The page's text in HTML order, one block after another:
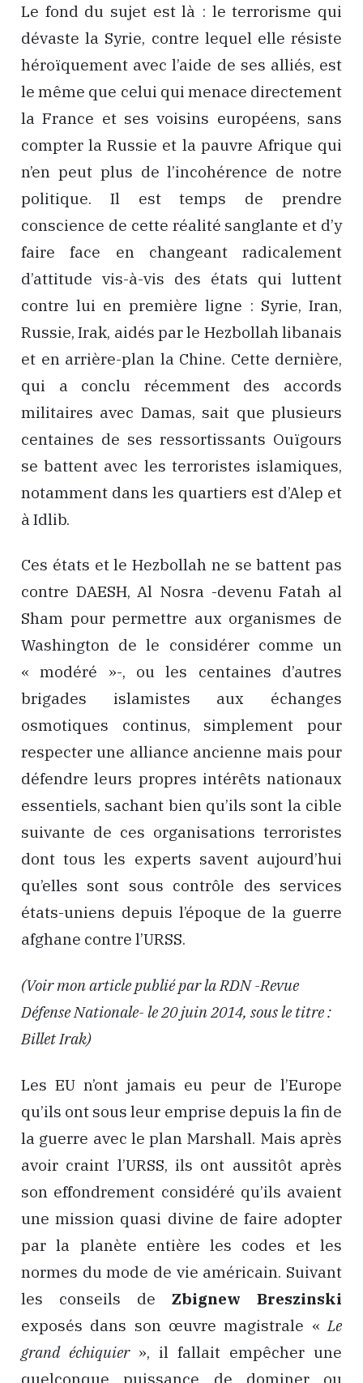
Le fond du sujet est là : le terrorisme qui
dévaste la Syrie, contre lequel elle résiste
héroïquement avec l’aide de ses alliés, est
le même que celui qui menace directement
la France et ses voisins européens, sans
compter la Russie et la pauvre Afrique qui
n’en peut plus de l’incohérence de notre
politique. Il est temps de prendre
conscience de cette réalité sanglante et d’y
faire face en changeant radicalement
d’attitude vis-à-vis des états qui luttent
contre lui en première ligne : Syrie, Iran,
Russie, Irak, aidés par le Hezbollah libanais
et en arrière-plan la Chine. Cette dernière,
qui a conclu récemment des accords
militaires avec Damas, sait que plusieurs
centaines de ses ressortissants Ouïgours
se battent avec les terroristes islamiques,
notamment dans les quartiers est d’Alep et
à Idlib.
Ces états et le Hezbollah ne se battent pas
contre DAESH, Al Nosra -devenu Fatah al
Sham pour permettre aux organismes de
Washington de le considérer comme un
« modéré »-, ou les centaines d’autres
brigades islamistes aux échanges
osmotiques continus, simplement pour
respecter une alliance ancienne mais pour
défendre leurs propres intérêts nationaux
essentiels, sachant bien qu’ils sont la cible
suivante de ces organisations terroristes
dont tous les experts savent aujourd’hui
qu’elles sont sous contrôle des services
états-uniens depuis l’époque de la guerre
afghane contre l’URSS.
(Voir mon article publié par la RDN -Revue
Défense Nationale- le 20 juin 2014, sous le titre :
Billet Irak)
Les EU n’ont jamais eu peur de l’Europe
qu’ils ont sous leur emprise depuis la fin de
la guerre avec le plan Marshall. Mais après
avoir craint l’URSS, ils ont aussitôt après
son effondrement considéré qu’ils avaient
une mission quasi divine de faire adopter
par la planète entière les codes et les
normes du mode de vie américain. Suivant
les conseils de Zbignew Breszinski
exposés dans son œuvre magistrale « Le
grand échiquier», il fallait empêcher une
quelconque puissance de dominer ou